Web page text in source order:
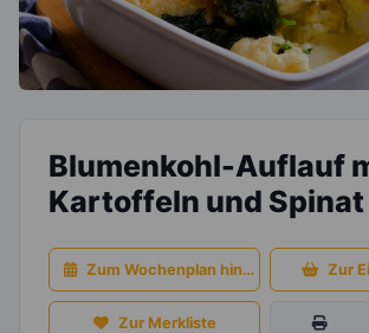
Blumenkohl-Auflauf
Kartoffeln und Spinat
Zum Wochenplan hinzufügen Zur
Zur Merkliste